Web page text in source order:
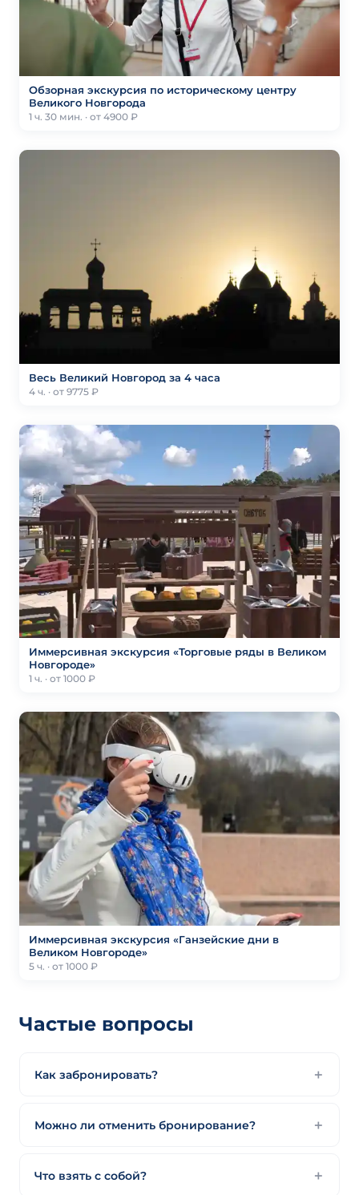
Обзорная экскурсия по историческому центру
Великого Новгорода
1 ч. 30 мин. · от 4900 ₽
Весь Великий Новгород за 4 часа
4 ч. · от 9775 ₽
Иммерсивная экскурсия «Торговые ряды в Великом
Новгороде»
1 ч. · от 1000 ₽
Иммерсивная экскурсия «Ганзейские дни в
Великом Новгороде»
5 ч. · от 1000 ₽
Частые вопросы
Как забронировать?
Можно ли отменить бронирование?
Что взять с собой?